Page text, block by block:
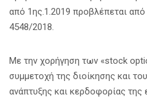
από 1ης.1.2019 προβλέπεται
4548/2018.
Με την χορήγηση των «stock
συμμετοχή της διοίκησης και
ανάπτυξης και κερδοφορίας της